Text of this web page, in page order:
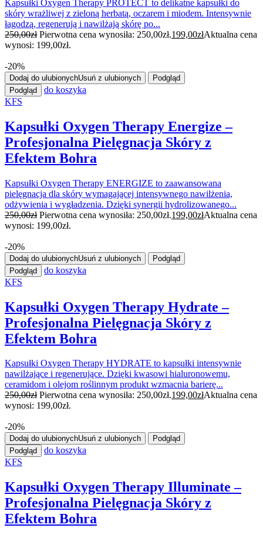
Kapsułki Oxygen Therapy PROTECT to delikatne kapsułki do
skóry wrażliwej z zieloną herbatą, oczarem i miodem. Intensywnie
łagodzą, regenerują i nawilżają skórę po...
250,00zł Pierwotna cena wynosiła: 250,00zł.199,00złAktualna cena
wynosi: 199,00zł.
-20%
Dodaj do ulubionychUsuń z ulubionych
Podgląd
Podgląd
do koszyka
KFS
Kapsułki Oxygen Therapy Energize –
Profesjonalna Pielęgnacja Skóry z
Efektem Bohra
Kapsułki Oxygen Therapy ENERGIZE to zaawansowana
pielęgnacja dla skóry wymagającej intensywnego nawilżenia,
odżywienia i wygładzenia. Dzięki synergii hydrolizowanego...
250,00zł Pierwotna cena wynosiła: 250,00zł.199,00złAktualna cena
wynosi: 199,00zł.
-20%
Dodaj do ulubionychUsuń z ulubionych
Podgląd
Podgląd
do koszyka
KFS
Kapsułki Oxygen Therapy Hydrate –
Profesjonalna Pielęgnacja Skóry z
Efektem Bohra
Kapsułki Oxygen Therapy HYDRATE to kapsułki intensywnie
nawilżające i regenerujące. Dzięki kwasowi hialuronowemu,
ceramidom i olejom roślinnym produkt wzmacnia barierę...
250,00zł Pierwotna cena wynosiła: 250,00zł.199,00złAktualna cena
wynosi: 199,00zł.
-20%
Dodaj do ulubionychUsuń z ulubionych
Podgląd
Podgląd
do koszyka
KFS
Kapsułki Oxygen Therapy Illuminate –
Profesjonalna Pielęgnacja Skóry z
Efektem Bohra